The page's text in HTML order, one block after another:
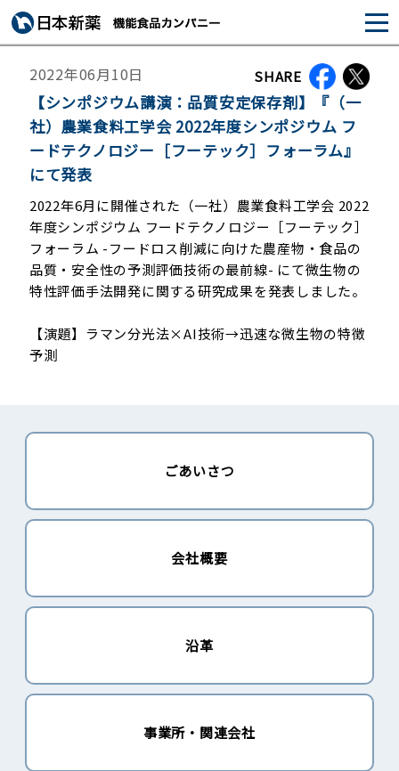
2022年06月10日 SHARE
【シンポジウム講演：品質安定保存剤】『（一
社）農業食料工学会 2022年度シンポジウム フ
ードテクノロジー［フーテック］フォーラム』
にて発表
2022年6月に開催された（一社）農業食料工学会 2022
年度シンポジウム フードテクノロジー［フーテック］
フォーラム -フードロス削減に向けた農産物・食品の
品質・安全性の予測評価技術の最前線- にて微生物の
特性評価手法開発に関する研究成果を発表しました。
【演題】ラマン分光法×AI技術→迅速な微生物の特徴
予測
ごあいさつ
会社概要
沿革
事業所・関連会社